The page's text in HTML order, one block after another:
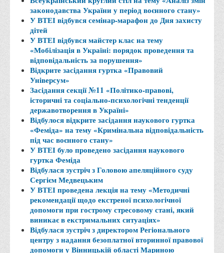
Заходи запобігання протиправним діям
Антикорупційні заходи
Протидія тероризму та насиллю
Як розпізнати глорифікацію збройної агресії РФ проти
України та протистояти їй?
Правила безпеки під час війни
Соціальна реклама
Правила поведінки у разі виявлення вибухонебезпечних
предметів
Протидія торгівлі людьми
Дії населення в умовах надзвичайних ситуацій воєнного
характеру
Правила безпечної поведінки учасників освітнього процесу в
умовах війни
Що можна і не можна знімати, показувати під час війни
Контакти державних та громадських організацій, які
допомагають тим, хто пережили сексуальне насильство,
законодавства України у період воєнного стану»
У ВТЕІ відбувся семінар-марафон до Дня захисту
дітей
У ВТЕІ відбувся майстер клас на тему
«Мобілізація в Україні: порядок проведення та
відповідальність за порушення»
Відкрите засідання гуртка «Правовий
Універсум»
Засідання секції №11 «Політико-правові,
історичні та соціально-психологічні тенденції
державотворення в Україні»
Відбулося відкрите засідання наукового гуртка
«Феміда» на тему «Кримінальна відповідальність
під час воєнного стану»
У ВТЕІ було проведено засідання наукового
гуртка Феміда
Відбулася зустріч з Головою апеляційного суду
Сергієм Медвецьким
У ВТЕІ проведена лекція на тему «Методичні
рекомендації щодо екстреної психологічної
допомоги при гострому стресовому стані, який
виникає в екстримальних ситуаціях»
Відбулася зустріч з директором Регіонального
центру з надання безоплатної вторинної правової
допомоги у Вінницькій області Мариною